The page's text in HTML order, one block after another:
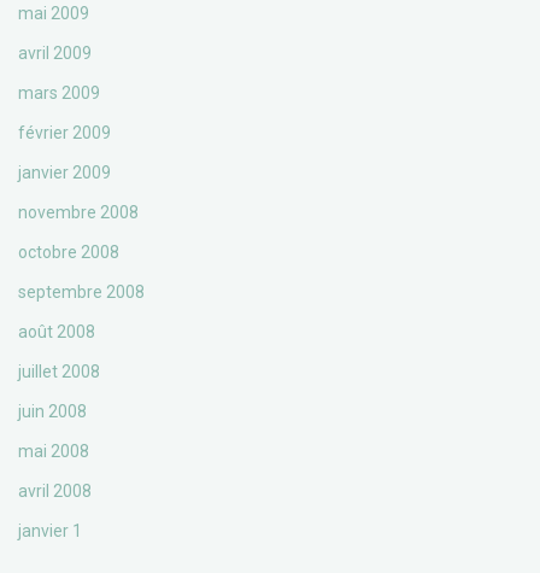
mai 2009
avril 2009
mars 2009
février 2009
janvier 2009
novembre 2008
octobre 2008
septembre 2008
août 2008
juillet 2008
juin 2008
mai 2008
avril 2008
janvier 1